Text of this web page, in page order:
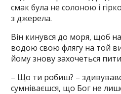
смак була не солоною і
з джерела.
Він кинувся до моря, щоб
водою свою флягу на той
йому знову захочеться
– Що ти робиш? –
сумніваєшся, що Бог не